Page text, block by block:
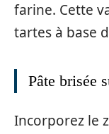
farine. Cette
tartes à base
Pâte brisée
Incorporez le